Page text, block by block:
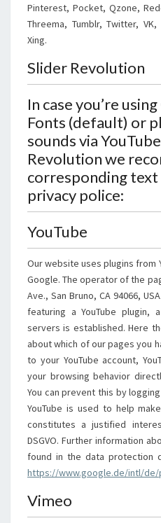
Pinterest, Pocket, Qzone,
Threema, Tumblr, Twitter,
Xing.
Slider Revolution
In case you’re
Fonts (default) or
sounds via
Revolution we
corresponding
privacy police:
YouTube
Our website uses plugins from
Google. The operator of the
Ave., San Bruno, CA 94066,
featuring a YouTube plugin,
servers is established. Here
about which of our pages you
to your YouTube account,
your browsing behavior
You can prevent this by
YouTube is used to help
constitutes a justified
DSGVO. Further information
found in the data protection
https://www.google.de/intl/
Vimeo